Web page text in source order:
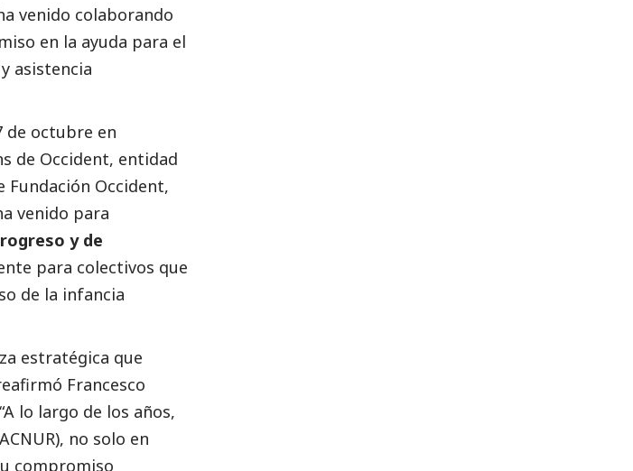
venido colaborando
en la ayuda para el
asistencia
de octubre en
de Occident, entidad
Fundación Occident,
venido para
y de
para colectivos que
de la infancia
estratégica que
Francesco
lo largo de los años,
no solo en
compromiso